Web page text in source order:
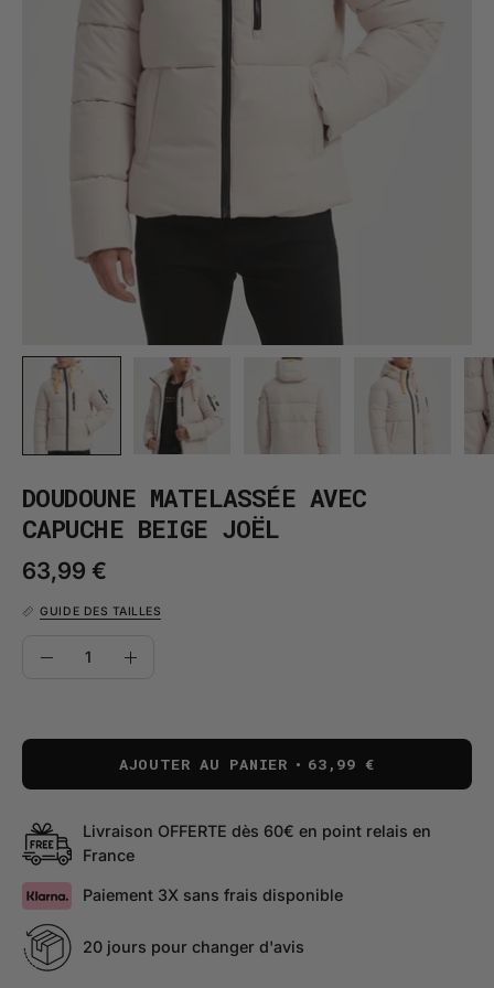
DOUDOUNE MATELASSÉE AVEC
CAPUCHE BEIGE JOËL
63,99 €
GUIDE DES TAILLES
Quantité
Diminuer
Augmenter
AJOUTER AU PANIER 63,99 €
Livraison OFFERTE dès 60€ en point relais en
France
Paiement 3X sans frais disponible
20 jours pour changer d'avis